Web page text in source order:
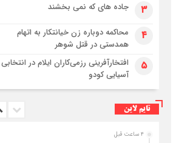
۳ جاده های که نمی بخشند
۴
محاکمه دوباره زن خیانتکار به اتهام
همدستی در قتل شوهر
۵
افتخارآفرینی رزمی‌کاران ایلام در انتخابی
آسیایی کودو
تایم لاین
۴ ساعت قبل